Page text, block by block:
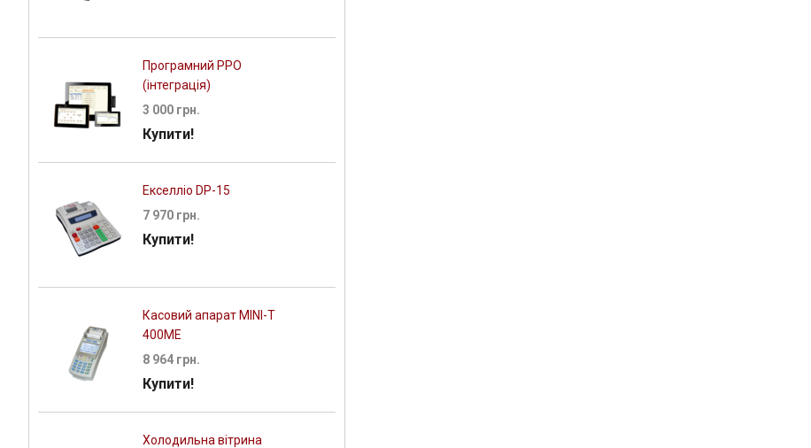
Програмний РРО
(інтеграція)
3 000 грн.
Купити!
Екселліо DP-15
7 970 грн.
Купити!
Касовий апарат MINI-Т
400ME
8 964 грн.
Купити!
Холодильна вітрина